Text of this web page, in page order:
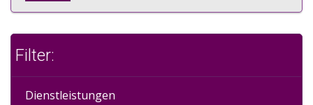
Filter:
Dienstleistungen